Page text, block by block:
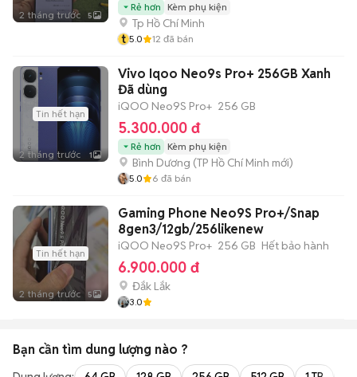
2 tháng trước 5
Rẻ hơn Kèm phụ kiện
Tp Hồ Chí Minh
t 5.0 12 đã bán
Tin hết hạn
2 tháng trước 1
Vivo Iqoo Neo9s Pro+ 256GB Xanh
Đã dùng
iQOO Neo9S Pro+ 256 GB
5.300.000 đ
Rẻ hơn Kèm phụ kiện
Bình Dương (TP Hồ Chí Minh mới)
5.0 6 đã bán
Tin hết hạn
2 tháng trước 5
Gaming Phone Neo9S Pro+/Snap
8gen3/12gb/256likenew
iQOO Neo9S Pro+ 256 GB Hết bảo hành
6.900.000 đ
Đắk Lắk
3.0
Bạn cần tìm dung lượng nào ?